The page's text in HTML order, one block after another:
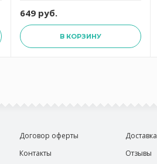
ComposeEat
649 руб.
В КОРЗИНУ
Договор оферты
Контакты
Доставка
Отзывы